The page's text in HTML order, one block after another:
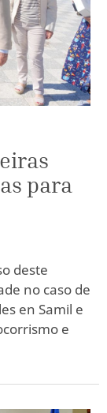
para
deste
no caso de
en Samil e
e